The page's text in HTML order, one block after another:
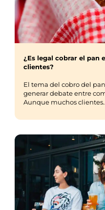
¿Es legal cobrar el pan
clientes?
El tema del cobro del
generar debate entre
Aunque muchos